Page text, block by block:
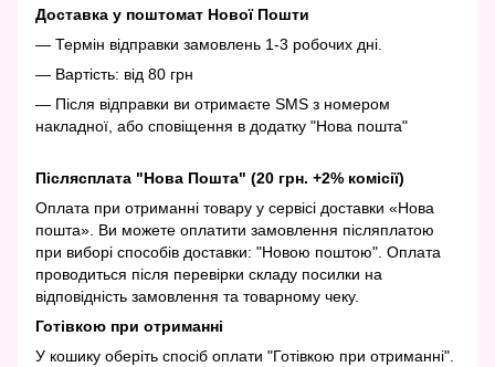
Доставка у поштомат Нової Пошти
— Термін відправки замовлень 1-3 робочих дні.
— Вартість: від 80 грн
— Після відправки ви отримаєте SMS з номером
накладної, або сповіщення в додатку "Нова пошта"
Післясплата "Нова Пошта" (20 грн. +2% комісії)
Оплата при отриманні товару у сервісі доставки «Нова
пошта». Ви можете оплатити замовлення післяплатою
при виборі способів доставки: "Новою поштою". Оплата
проводиться після перевірки складу посилки на
відповідність замовлення та товарному чеку.
Готівкою при отриманні
У кошику оберіть спосіб оплати "Готівкою при отриманні".